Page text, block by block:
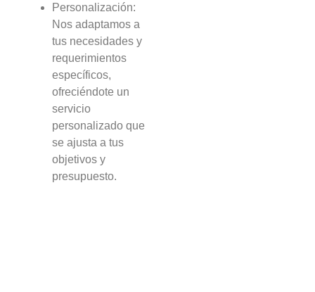
Personalización:
Nos adaptamos a
tus necesidades y
requerimientos
específicos,
ofreciéndote un
servicio
personalizado que
se ajusta a tus
objetivos y
presupuesto.